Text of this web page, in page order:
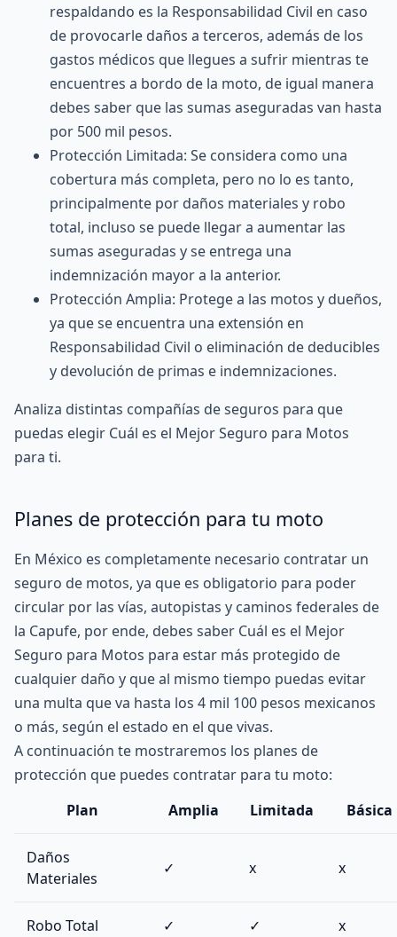
respaldando es la Responsabilidad Civil en caso
de provocarle daños a terceros, además de los
gastos médicos que llegues a sufrir mientras te
encuentres a bordo de la moto, de igual manera
debes saber que las sumas aseguradas van hasta
por 500 mil pesos.
Protección Limitada: Se considera como una
cobertura más completa, pero no lo es tanto,
principalmente por daños materiales y robo
total, incluso se puede llegar a aumentar las
sumas aseguradas y se entrega una
indemnización mayor a la anterior.
Protección Amplia: Protege a las motos y dueños,
ya que se encuentra una extensión en
Responsabilidad Civil o eliminación de deducibles
y devolución de primas e indemnizaciones.
Analiza distintas compañías de seguros para que
puedas elegir Cuál es el Mejor Seguro para Motos
para ti.
Planes de protección para tu moto
En México es completamente necesario contratar un
seguro de motos, ya que es obligatorio para poder
circular por las vías, autopistas y caminos federales de
la Capufe, por ende, debes saber Cuál es el Mejor
Seguro para Motos para estar más protegido de
cualquier daño y que al mismo tiempo puedas evitar
una multa que va hasta los 4 mil 100 pesos mexicanos
o más, según el estado en el que vivas.
A continuación te mostraremos los planes de
protección que puedes contratar para tu moto:
Plan
Amplia Limitada Básica
Daños
Materiales
✓ x x
Robo Total ✓ ✓ x